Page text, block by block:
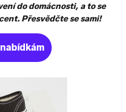
do domácnosti, a to se
Přesvědčte se sami!